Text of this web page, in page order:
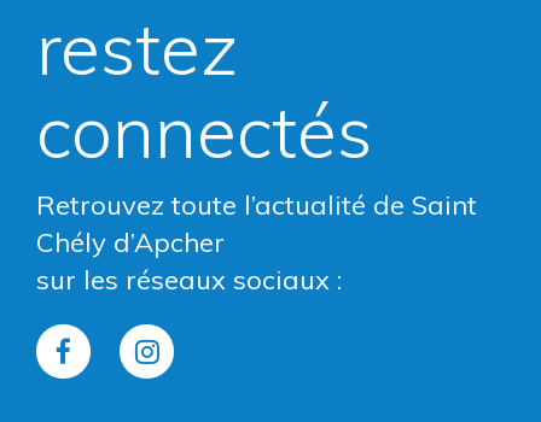
restez
connectés
Retrouvez toute l’actualité de Saint
Chély d’Apcher
sur les réseaux sociaux :
Lien
Lien